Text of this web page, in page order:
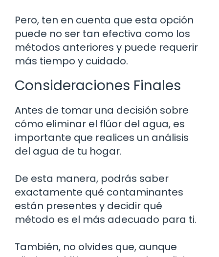
Pero, ten en cuenta que esta opción
puede no ser tan efectiva como los
métodos anteriores y puede requerir
más tiempo y cuidado.
Consideraciones Finales
Antes de tomar una decisión sobre
cómo eliminar el flúor del agua, es
importante que realices un análisis
del agua de tu hogar.
De esta manera, podrás saber
exactamente qué contaminantes
están presentes y decidir qué
método es el más adecuado para ti.
También, no olvides que, aunque